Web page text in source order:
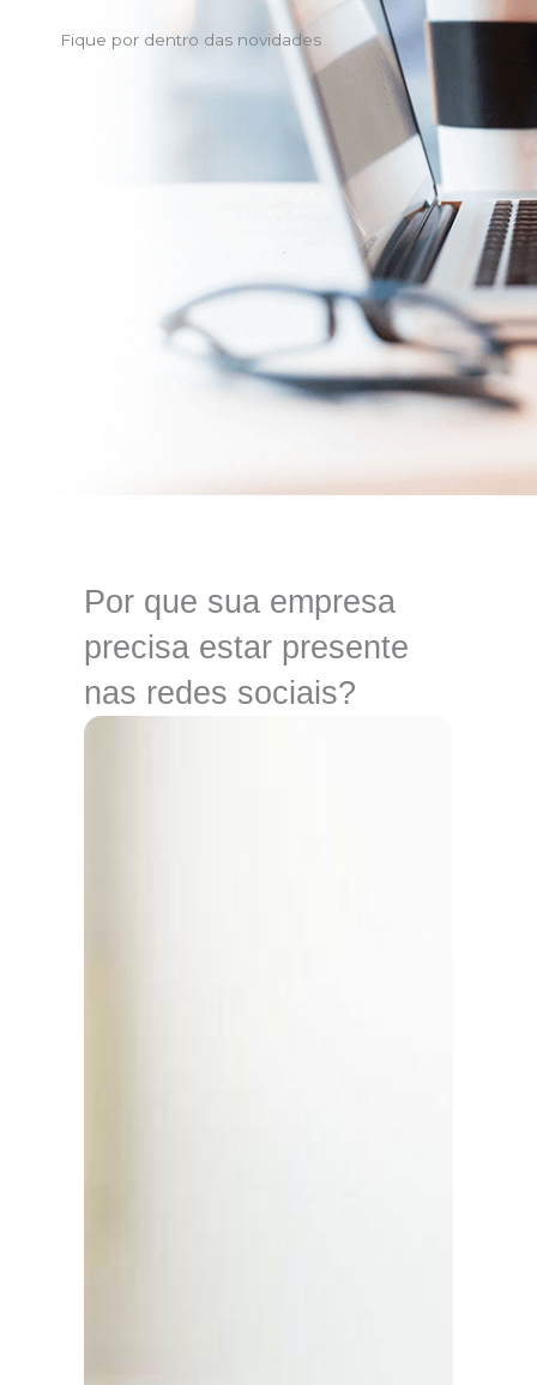
Fique por dentro das novidades
Por que sua empresa
precisa estar presente
nas redes sociais?